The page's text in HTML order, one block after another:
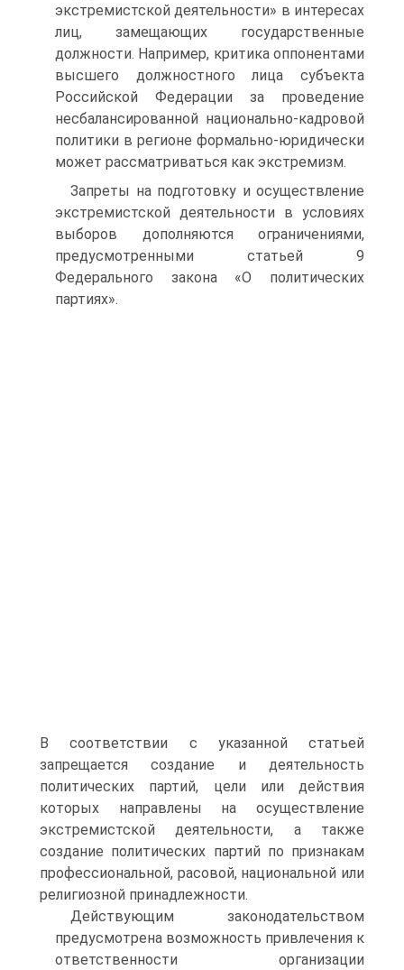
экстремистской деятельности» в интересах
лиц, замещающих государственные
должности. Например, критика оппонентами
высшего должностного лица субъекта
Российской Федерации за проведение
несбалансированной национально-кадровой
политики в регионе формально-юридически
может рассматриваться как экстремизм.
Запреты на подготовку и осуществление
экстремистской деятельности в условиях
выборов дополняются ограничениями,
предусмотренными статьей 9
Федерального закона «О политических
партиях».
В соответствии с указанной статьей
запрещается создание и деятельность
политических партий, цели или действия
которых направлены на осуществление
экстремистской деятельности, а также
создание политических партий по признакам
профессиональной, расовой, национальной или
религиозной принадлежности.
Действующим законодательством
предусмотрена возможность привлечения к
ответственности организации